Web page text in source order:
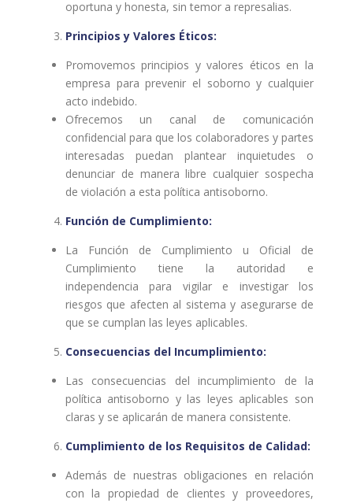
oportuna y honesta, sin temor a represalias.
Principios y Valores Éticos:
Promovemos principios y valores éticos en la
empresa para prevenir el soborno y cualquier
acto indebido.
Ofrecemos un canal de comunicación
confidencial para que los colaboradores y partes
interesadas puedan plantear inquietudes o
denunciar de manera libre cualquier sospecha
de violación a esta política antisoborno.
Función de Cumplimiento:
La Función de Cumplimiento u Oficial de
Cumplimiento tiene la autoridad e
independencia para vigilar e investigar los
riesgos que afecten al sistema y asegurarse de
que se cumplan las leyes aplicables.
Consecuencias del Incumplimiento:
Las consecuencias del incumplimiento de la
política antisoborno y las leyes aplicables son
claras y se aplicarán de manera consistente.
Cumplimiento de los Requisitos de Calidad:
Además de nuestras obligaciones en relación
con la propiedad de clientes y proveedores,